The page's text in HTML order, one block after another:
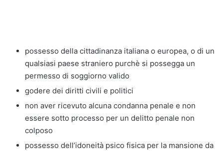
possesso della cittadinanza italiana o europea, o di un
qualsiasi paese straniero purchè si possegga un
permesso di soggiorno valido
godere dei diritti civili e politici
non aver ricevuto alcuna condanna penale e non
essere sotto processo per un delitto penale non
colposo
possesso dell’idoneità psico fisica per la mansione da